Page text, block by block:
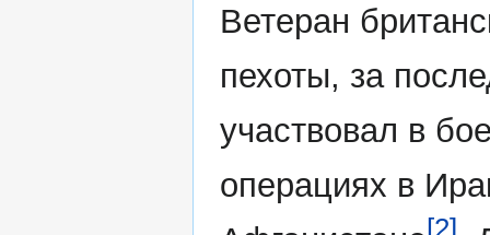
Ветеран
пехоты, за
участвовал в
операциях в